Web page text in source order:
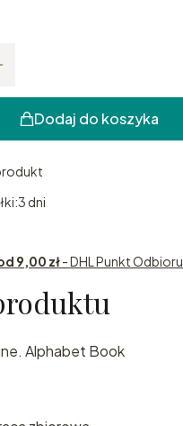
Dodaj do koszyka
3 dni
9,00 zł- DHL Punkt Odbioru
Alphabet Book